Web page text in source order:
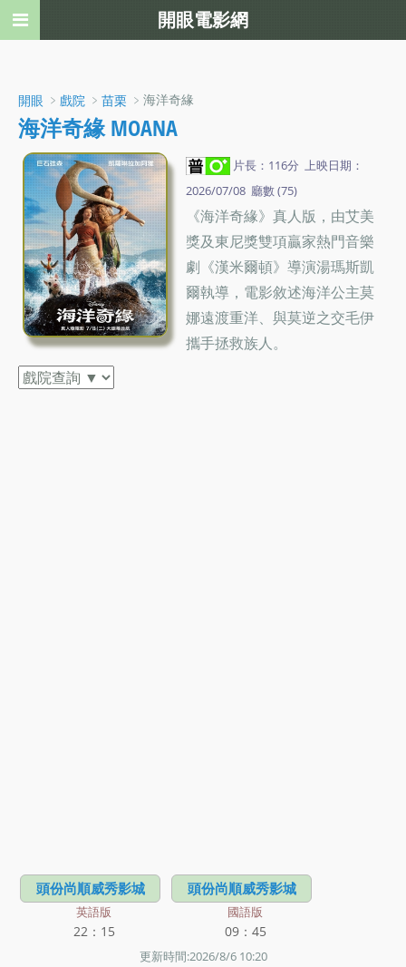
開眼 ﹥ 戲院 ﹥ 苗栗 ﹥海洋奇緣
海洋奇緣 MOANA
片長：116分 上映日期：
2026/07/08 廳數 (75)
《海洋奇緣》真人版，由艾美
獎及東尼獎雙項贏家熱門音樂
劇《漢米爾頓》導演湯瑪斯凱
爾執導，電影敘述海洋公主莫
娜遠渡重洋、與莫逆之交毛伊
攜手拯救族人。
頭份尚順威秀影城
英語版
22：15
頭份尚順威秀影城
國語版
09：45
更新時間:2026/8/6 10:20
開眼電影網